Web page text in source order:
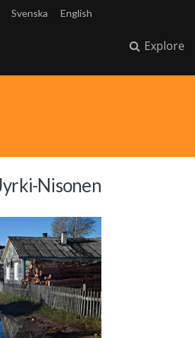
Svenska English
Explore
Nisonen